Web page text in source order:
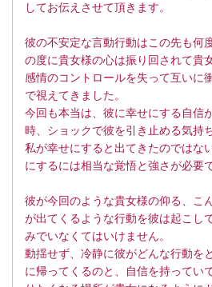
してお伝えさせて頂きます。
彼の不安定な言動行動はこの先も何
の度に貴女様の心は振り回されて貴
感情のコントロールを失って互いに
で視えてきました。
今回も本当は、彼に幸せにする自信
時、ショックで彼を引き止める気持
私が幸せにすると出てきたのではな
にするには相当な覚悟と強さが必要で
彼が今回のような貴女様の仰る、こ
が出てくるような行動を彼は起こし
みでいなくてはいけません。
動揺せず、冷静に彼がどんな行動を
に帰ってくるのと、自信を持ってい